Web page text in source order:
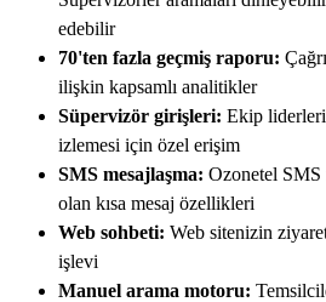
edebilir
70'ten fazla geçmiş raporu:
ilişkin kapsamlı analitikler
Süpervizör girişleri: Ekip
izlemesi için özel erişim
SMS mesajlaşma: Ozonetel SMS
olan kısa mesaj özellikleri
Web sohbeti: Web sitenizin
işlevi
Manuel arama motoru: